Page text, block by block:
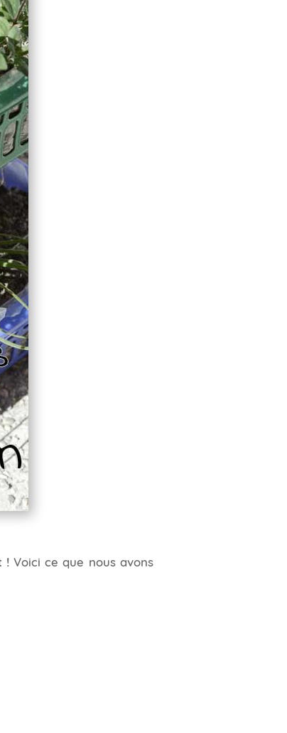
!Voici ce que nous avons